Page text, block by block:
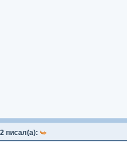
писал(а):